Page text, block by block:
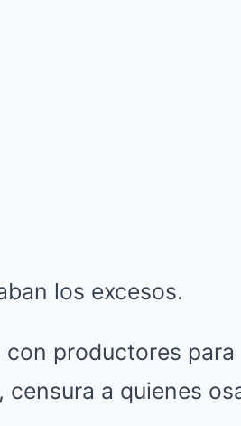
los excesos.
productores para
a quienes